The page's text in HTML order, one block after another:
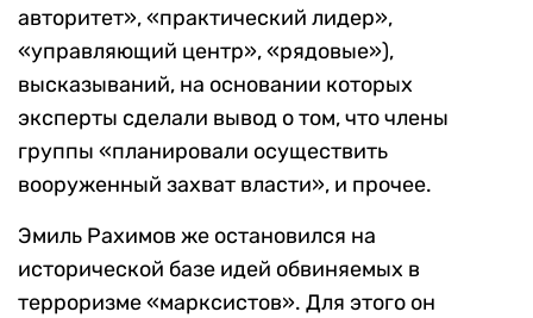
авторитет», «практический лидер»,
«управляющий центр», «рядовые»),
высказываний, на основании которых
эксперты сделали вывод о том, что члены
группы «планировали осуществить
вооруженный захват власти», и прочее.
Эмиль Рахимов же остановился на
исторической базе идей обвиняемых в
терроризме «марксистов». Для этого он